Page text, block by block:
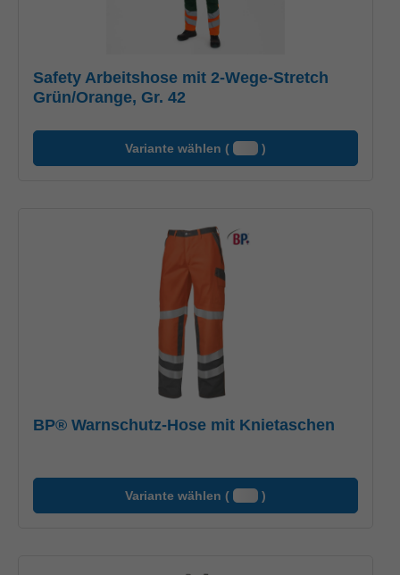
Safety Arbeitshose mit 2-Wege-Stretch
Grün/Orange, Gr. 42
Variante wählen ( )
BP® Warnschutz-Hose mit Knietaschen
Variante wählen ( )